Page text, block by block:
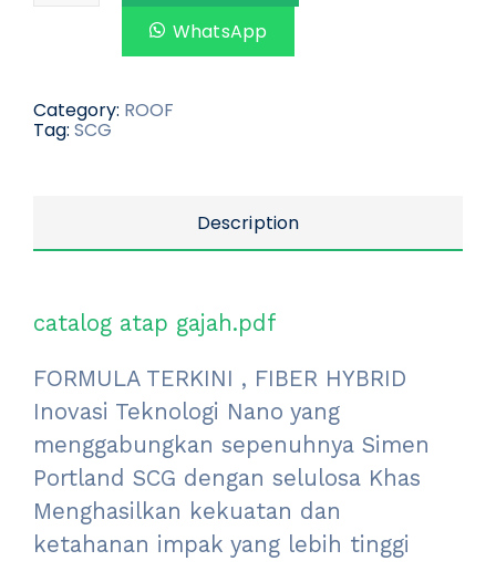
WhatsApp
Category: ROOF
Tag: SCG
Description
catalog atap gajah.pdf
FORMULA TERKINI , FIBER HYBRID
Inovasi Teknologi Nano yang
menggabungkan sepenuhnya Simen
Portland SCG dengan selulosa Khas
Menghasilkan kekuatan dan
ketahanan impak yang lebih tinggi